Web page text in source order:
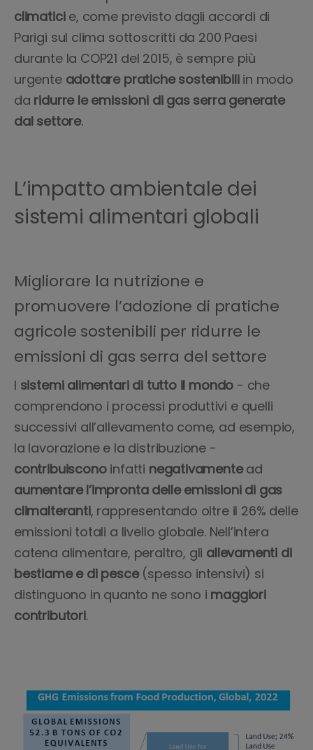
climaticie, come previsto dagli accordi di
Parigi sul clima sottoscritti da 200 Paesi
durante la COP21 del 2015, è sempre più
urgente adottare pratiche sostenibiliin modo
da ridurre le emissioni di gas serra generate
dal settore.
L’impatto ambientale dei
sistemi alimentari globali
Migliorare la nutrizione e
promuovere l’adozione di pratiche
agricole sostenibili per ridurre le
emissioni di gas serra del settore
I sistemi alimentari di tutto il mondo - che
comprendono i processi produttivi e quelli
successivi all’allevamento come, ad esempio,
la lavorazione e la distribuzione -
contribuisconoinfatti negativamentead
aumentare l’impronta delle emissioni di gas
climalteranti, rappresentando oltre il 26% delle
emissioni totali a livello globale. Nell’intera
catena alimentare, peraltro, gli allevamenti di
bestiame e di pesce(spesso intensivi) si
distinguono in quanto ne sono i maggiori
contributori.